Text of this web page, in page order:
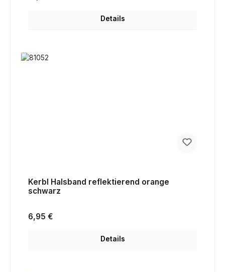
Details
Kerbl Halsband reflektierend orange
schwarz
Regulärer Preis:
6,95 €
Details